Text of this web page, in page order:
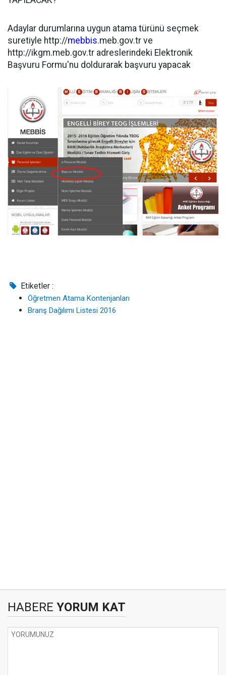
Adaylar durumlarına uygun atama türünü seçmek
suretiyle http://mebbis.meb.gov.tr ve
http://ikgm.meb.gov.tr adreslerindeki Elektronik
Başvuru Formu'nu doldurarak başvuru yapacak
Etiketler :
Öğretmen Atama Kontenjanları
Branş Dağılımı Listesi 2016
HABERE YORUM KAT